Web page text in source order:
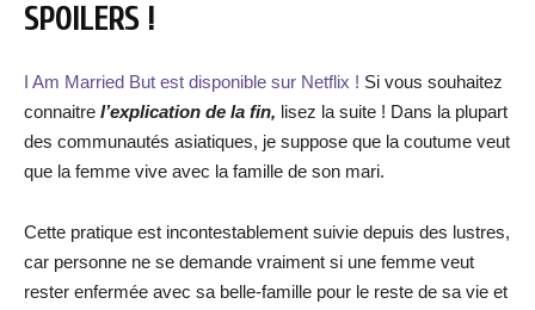
SPOILERS !
I Am Married But est disponible sur Netflix ! Si vous souhaitez
connaitre l’explication de la fin, lisez la suite ! Dans la plupart
des communautés asiatiques, je suppose que la coutume veut
que la femme vive avec la famille de son mari.
Cette pratique est incontestablement suivie depuis des lustres,
car personne ne se demande vraiment si une femme veut
rester enfermée avec sa belle-famille pour le reste de sa vie et